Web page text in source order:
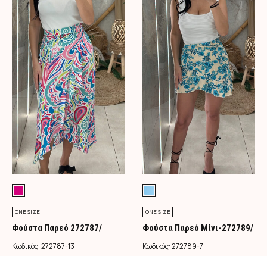
ONE SIZE
Φούστα Παρεό 272787/
Φούξια
Κωδικός:272787-13
ONE SIZE
Φούστα Παρεό Μίνι-272789/
Τιρκουάζ
Κωδικός:272789-7